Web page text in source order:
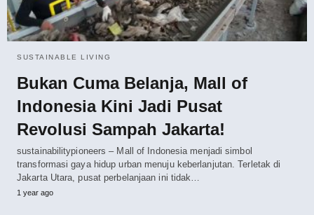
SUSTAINABLE LIVING
Bukan Cuma Belanja, Mall of
Indonesia Kini Jadi Pusat
Revolusi Sampah Jakarta!
sustainabilitypioneers – Mall of Indonesia menjadi simbol
transformasi gaya hidup urban menuju keberlanjutan. Terletak di
Jakarta Utara, pusat perbelanjaan ini tidak…
1 year ago